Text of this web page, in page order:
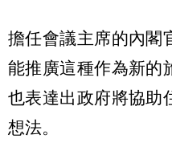
擔任會議主席的內閣
能推廣這種作為新的
也表達出政府將協助
想法。